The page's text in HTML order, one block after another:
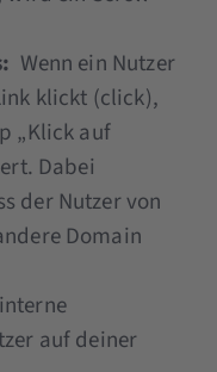
Wenn ein Nutzer
klickt (click),
„Klick auf
Dabei
der Nutzer von
Domain
auf deiner